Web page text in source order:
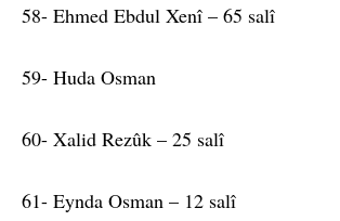
58- Ehmed Ebdul Xenî – 65 salî
59- Huda Osman
60- Xalid Rezûk – 25 salî
61- Eynda Osman – 12 salî